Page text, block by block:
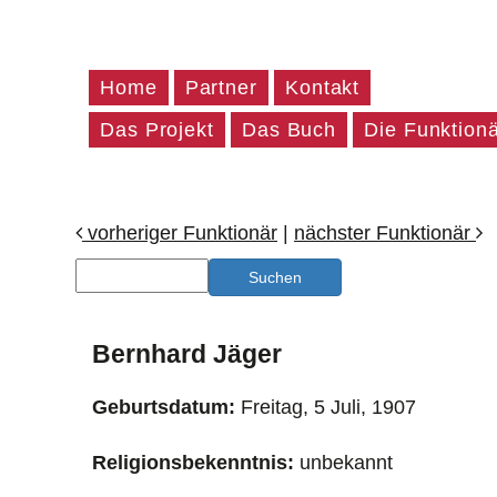
Home Partner
Kontakt
Das Projekt
Das Buch Die
vorheriger Funktionär nächster Funktionär
Bernhard Jäger
Geburtsdatum: Freitag, 5 Juli, 1907
Religionsbekenntnis: unbekannt